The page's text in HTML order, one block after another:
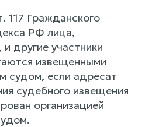
117 Гражданского
РФ лица,
другие участники
извещенными
судом, если адресат
судебного извещения
организацией